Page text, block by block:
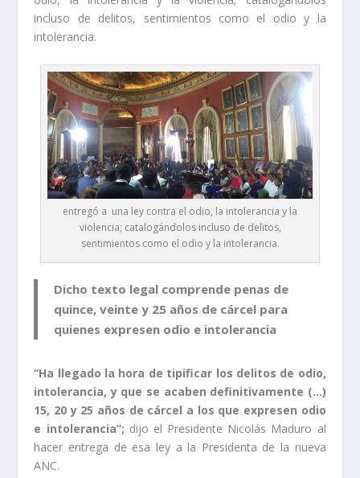
incluso de delitos, sentimientos como el odio y la
intolerancia.
entregó a una ley contra el odio, la intolerancia y la
violencia; catalogándolos incluso de delitos,
sentimientos como el odio y la intolerancia.
Dicho texto legal comprende penas de
quince, veinte y 25 años de cárcel para
quienes expresen odio e intolerancia
“Ha llegado la hora de tipificar los delitos de odio,
intolerancia, y que se acaben definitivamente (…)
15, 20 y 25 años de cárcel a los que expresen odio
e intolerancia”; dijo el Presidente Nicolás Maduro al
hacer entrega de esa ley a la Presidenta de la nueva
ANC.